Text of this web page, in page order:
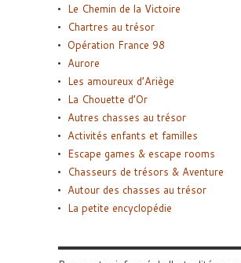
Le Chemin de la Victoire
Chartres au trésor
Opération France 98
Aurore
Les amoureux d’Ariège
La Chouette d’Or
Autres chasses au trésor
Activités enfants et familles
Escape games & escape rooms
Chasseurs de trésors & Aventure
Autour des chasses au trésor
La petite encyclopédie